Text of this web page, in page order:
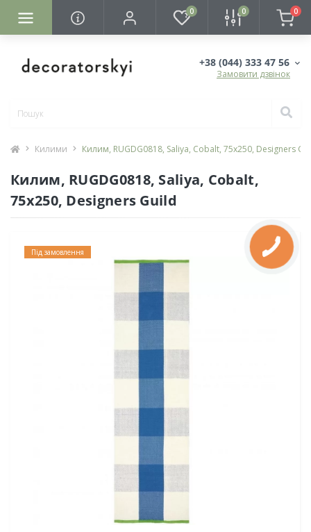
0 0 0
+38 (044) 333 47 56
Замовити дзвінок
Килими Килим, RUGDG0818, Saliya, Cobalt, 75х250, Designers
Килим, RUGDG0818, Saliya, Cobalt,
75х250, Designers Guild
Під замовлення